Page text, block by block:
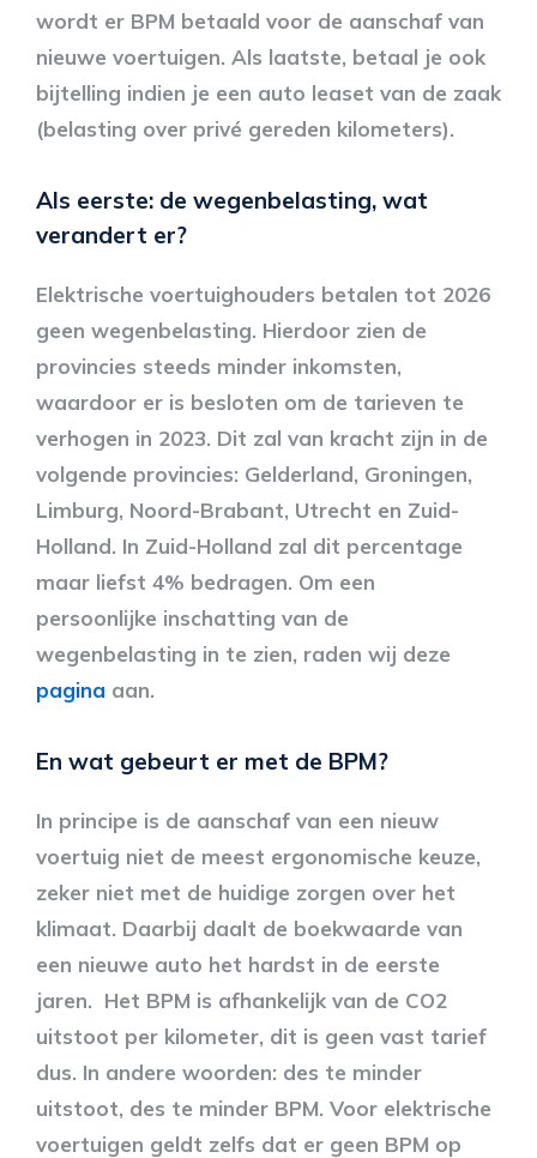
wordt er BPM betaald voor de aanschaf van
nieuwe voertuigen. Als laatste, betaal je ook
bijtelling indien je een auto leaset van de zaak
(belasting over privé gereden kilometers).
Als eerste: de wegenbelasting, wat
verandert er?
Elektrische voertuighouders betalen tot 2026
geen wegenbelasting. Hierdoor zien de
provincies steeds minder inkomsten,
waardoor er is besloten om de tarieven te
verhogen in 2023. Dit zal van kracht zijn in de
volgende provincies: Gelderland, Groningen,
Limburg, Noord-Brabant, Utrecht en Zuid-
Holland. In Zuid-Holland zal dit percentage
maar liefst 4% bedragen. Om een
persoonlijke inschatting van de
wegenbelasting in te zien, raden wij deze
pagina aan.
En wat gebeurt er met de BPM?
In principe is de aanschaf van een nieuw
voertuig niet de meest ergonomische keuze,
zeker niet met de huidige zorgen over het
klimaat. Daarbij daalt de boekwaarde van
een nieuwe auto het hardst in de eerste
jaren. Het BPM is afhankelijk van de CO2
uitstoot per kilometer, dit is geen vast tarief
dus. In andere woorden: des te minder
uitstoot, des te minder BPM. Voor elektrische
voertuigen geldt zelfs dat er geen BPM op